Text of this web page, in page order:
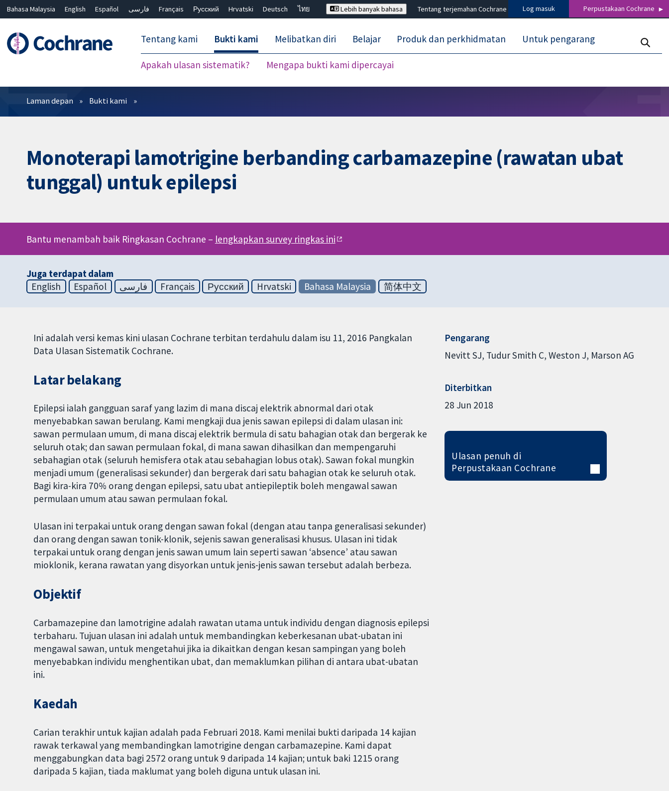
Bahasa Malaysia English Español فارسی Français Русский Hrvatski Deutsch
ไทย
Lebih banyak bahasa Tentang terjemahan Cochrane Log masuk Perpustakaan Cochrane
Tentang kami Bukti kami
Apakah ulasan sistematik? Mengapa bukti kami dipercayai
Melibatkan diri Belajar Produk dan perkhidmatan Untuk pengarang
Penapis
Laman depan Bukti kami
Monoterapi lamotrigine berbanding carbamazepine (rawatan ubat
tunggal) untuk epilepsi
Bantu menambah baik Ringkasan Cochrane – lengkapkan survey ringkas ini
Juga terdapat dalam
English
Español فارسی Français Русский Hrvatski Bahasa Malaysia 简体中文
Ini adalah versi kemas kini ulasan Cochrane terbitan terdahulu dalam isu 11, 2016 Pangkalan
Data Ulasan Sistematik Cochrane.
Latar belakang
Epilepsi ialah gangguan saraf yang lazim di mana discaj elektrik abnormal dari otak
menyebabkan sawan berulang. Kami mengkaji dua jenis sawan epilepsi di dalam ulasan ini:
sawan permulaan umum, di mana discaj elektrik bermula di satu bahagian otak dan bergerak ke
seluruh otak; dan sawan permulaan fokal, di mana sawan dihasilkan dan mempengaruhi
sebahagian otak (seluruh hemisfera otak atau sebahagian lobus otak). Sawan fokal mungkin
menjadi umum (generalisasi sekunder) dan bergerak dari satu bahagian otak ke seluruh otak.
Bagi kira-kira 70% orang dengan epilepsi, satu ubat antiepileptik boleh mengawal sawan
permulaan umum atau sawan permulaan fokal.
Ulasan ini terpakai untuk orang dengan sawan fokal (dengan atau tanpa generalisasi sekunder)
dan orang dengan sawan tonik-klonik, sejenis sawan generalisasi khusus. Ulasan ini tidak
terpakai untuk orang dengan jenis sawan umum lain seperti sawan ‘absence’ atau sawan
mioklonik, kerana rawatan yang disyorkan untuk jenis-jenis sawan tersebut adalah berbeza.
Objektif
Carbamazepine dan lamotrigine adalah rawatan utama untuk individu dengan diagnosis epilepsi
terbaharu. Tujuan ulasan ini adalah untuk membandingkan keberkesanan ubat-ubatan ini
mengawal sawan, untuk mengetahui jika ia dikaitkan dengan kesan sampingan yang boleh
menyebabkan individu menghentikan ubat, dan memaklumkan pilihan di antara ubat-ubatan
ini.
Kaedah
Carian terakhir untuk kajian adalah pada Februari 2018. Kami menilai bukti daripada 14 kajian
rawak terkawal yang membandingkan lamotrigine dengan carbamazepine. Kami dapat
menggabungkan data bagi 2572 orang untuk 9 daripada 14 kajian; untuk baki 1215 orang
daripada 5 kajian, tiada maklumat yang boleh diguna untuk ulasan ini.
Pengarang
Nevitt SJ Tudur Smith C Weston J Marson AG
Diterbitkan
28 Jun 2018
Ulasan penuh di
Perpustakaan Cochrane